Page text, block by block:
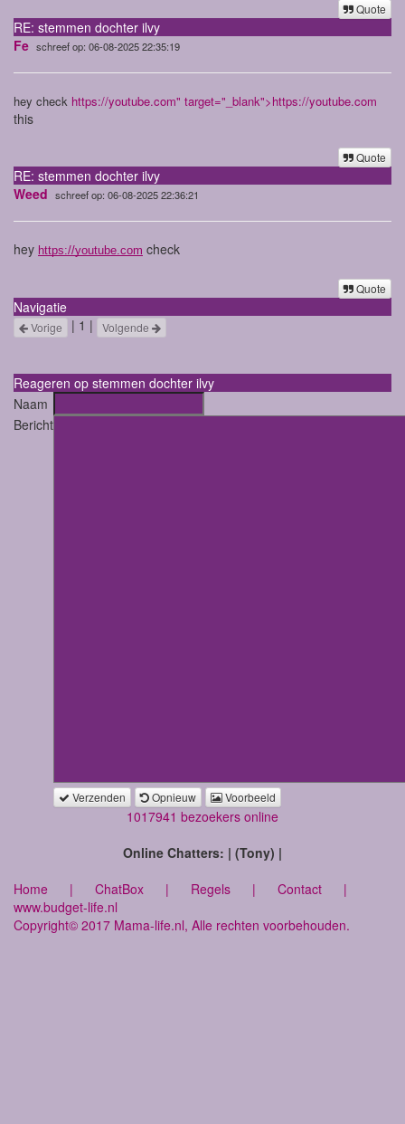
Quote
RE: stemmen dochter ilvy
Fe schreef op: 06-08-2025 22:35:19
hey check https://youtube.com" target="_blank">https://youtube.com
this
Quote
RE: stemmen dochter ilvy
Weed schreef op: 06-08-2025 22:36:21
hey https://youtube.com check
Quote
Navigatie
Vorige | 1 | Volgende
Reageren op stemmen dochter ilvy
Naam
Bericht
Verzenden Opnieuw Voorbeeld
1017941 bezoekers online
Online Chatters: | (Tony) |
Home | ChatBox | Regels | Contact |
www.budget-life.nl
Copyright© 2017 Mama-life.nl, Alle rechten voorbehouden.